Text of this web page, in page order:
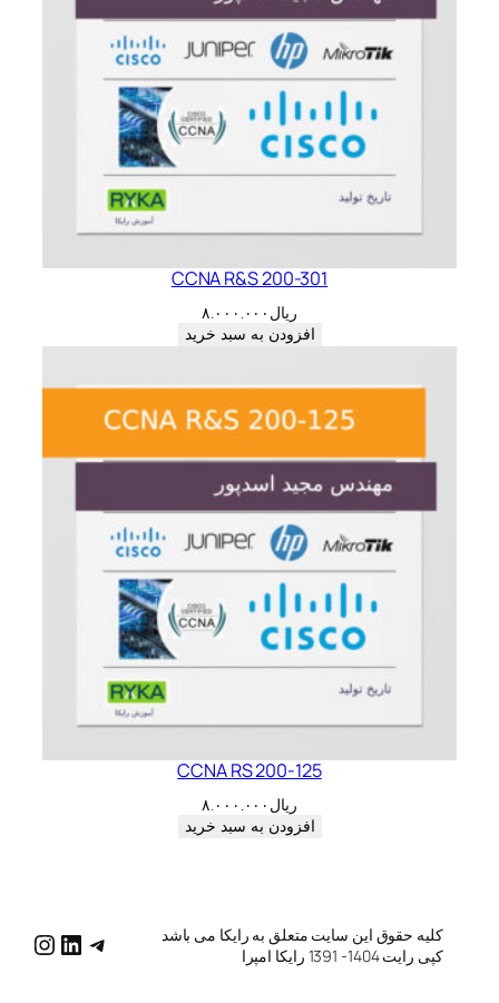
CCNA R&S 200-301
ریال ۸.۰۰۰.۰۰۰
افزودن به سبد خرید
CCNA RS 200-125
ریال ۸.۰۰۰.۰۰۰
افزودن به سبد خرید
کلیه حقوق این سایت متعلق به رایکا می باشد
کپی رایت 1404- 1391 رایکا امپرا
raykatg